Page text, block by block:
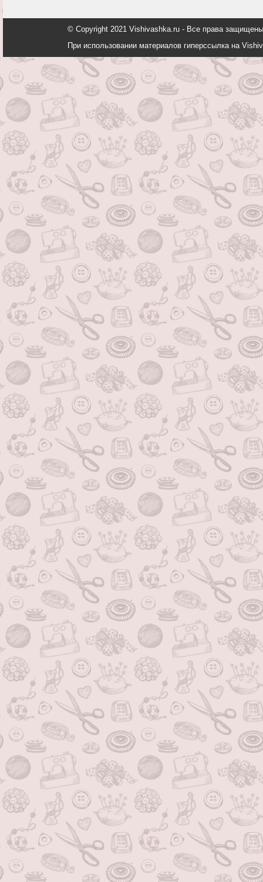
© Copyright 2021 Vishivashka.ru - Все права
При использовании материалов гиперссылка на